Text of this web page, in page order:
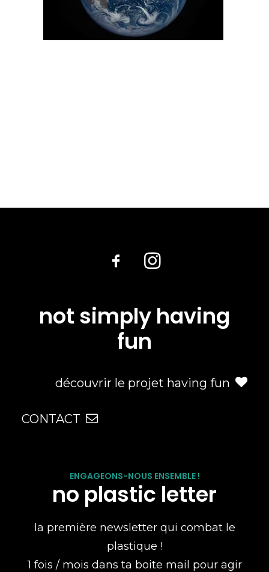
not simply having
fun
découvrir le projet having fun
CONTACT
ENGAGEONS-NOUS ENSEMBLE !
no plastic letter
la première newsletter qui combat le
plastique !
1 fois / mois dans ta boite mail pour agir